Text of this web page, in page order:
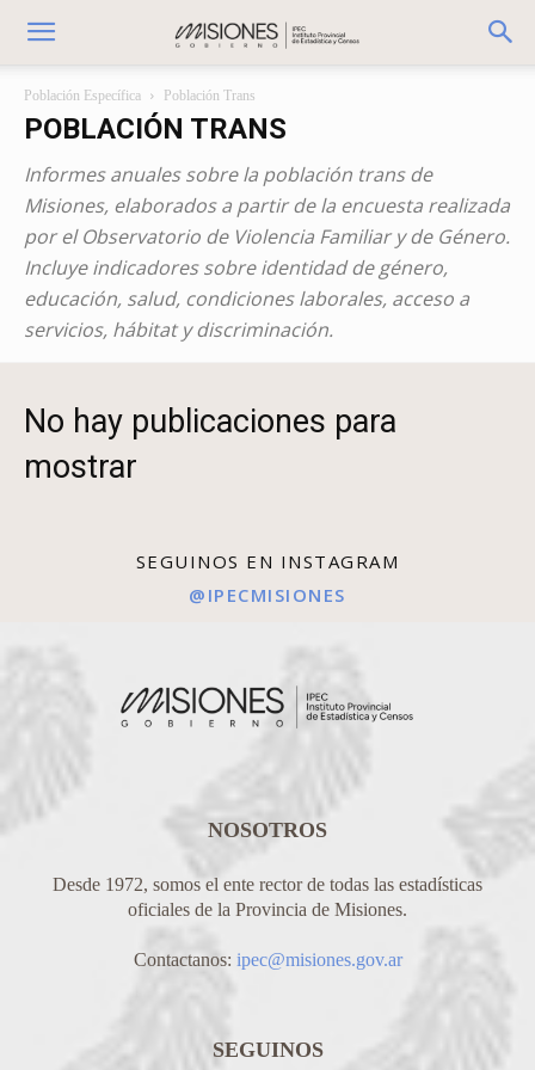
Población Específica Población Trans
POBLACIÓN TRANS
Informes anuales sobre la población trans de
Misiones, elaborados a partir de la encuesta realizada
por el Observatorio de Violencia Familiar y de Género.
Incluye indicadores sobre identidad de género,
educación, salud, condiciones laborales, acceso a
servicios, hábitat y discriminación.
No hay publicaciones para
mostrar
SEGUINOS EN INSTAGRAM
@IPECMISIONES
NOSOTROS
Desde 1972, somos el ente rector de todas las estadísticas
oficiales de la Provincia de Misiones.
Contactanos: ipec@misiones.gov.ar
SEGUINOS